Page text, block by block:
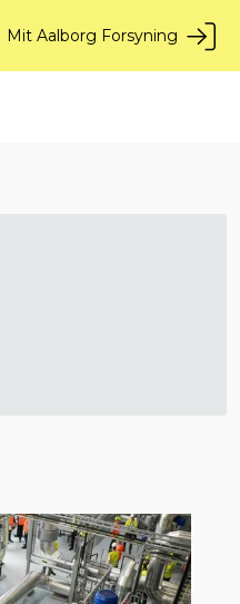
Mit Aalborg Forsyning